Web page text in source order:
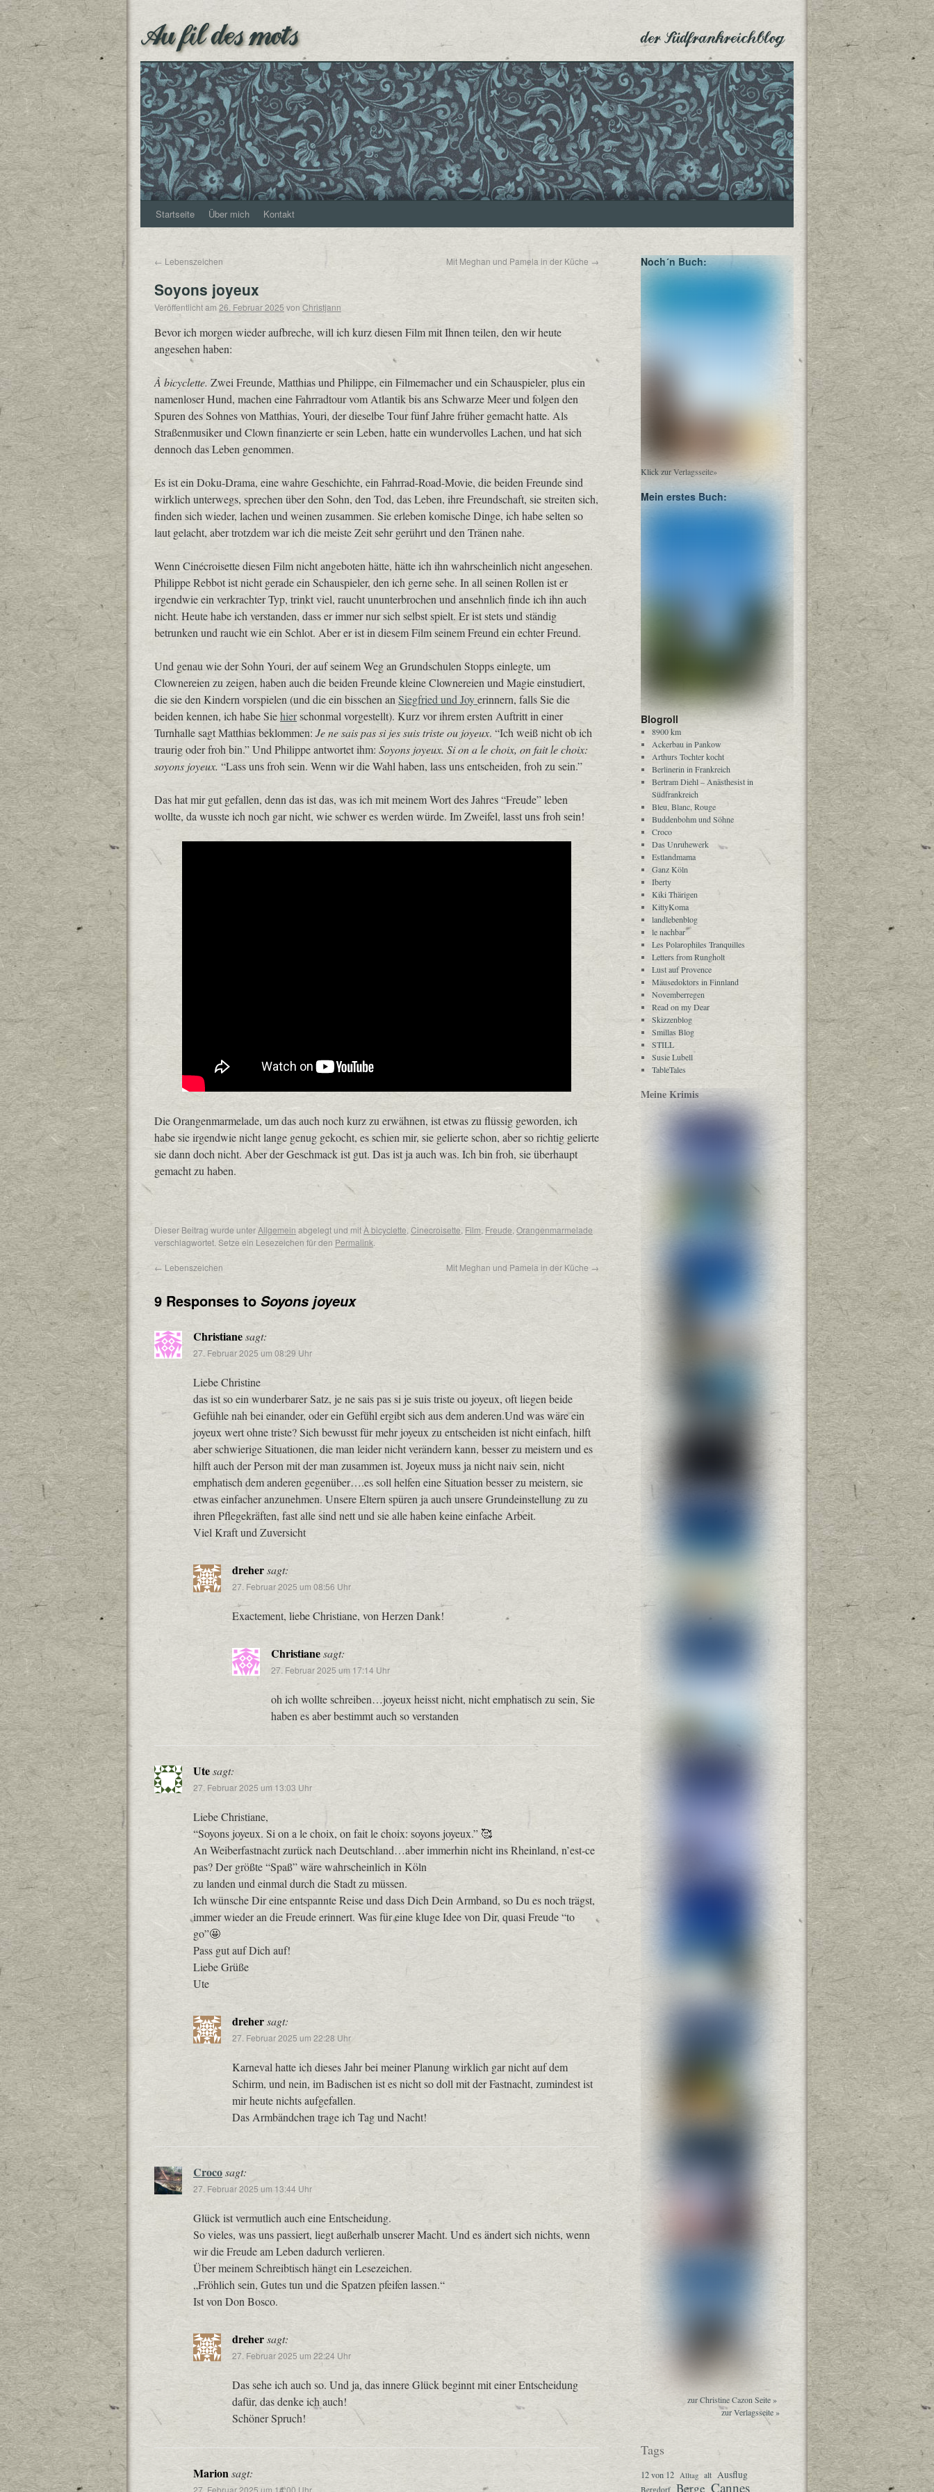
Au fil des mots der Südfrankreichblog
Startseite Über mich Kontakt
← Lebenszeichen Mit Meghan und Pamela in der Küche →
Soyons joyeux
Veröffentlicht am 26. Februar 2025 von Christjann
Bevor ich morgen wieder aufbreche, will ich kurz diesen Film mit Ihnen teilen, den wir heute
angesehen haben:
À bicyclette. Zwei Freunde, Matthias und Philippe, ein Filmemacher und ein Schauspieler, plus ein
namenloser Hund, machen eine Fahrradtour vom Atlantik bis ans Schwarze Meer und folgen den
Spuren des Sohnes von Matthias, Youri, der dieselbe Tour fünf Jahre früher gemacht hatte. Als
Straßenmusiker und Clown finanzierte er sein Leben, hatte ein wundervolles Lachen, und hat sich
dennoch das Leben genommen.
Es ist ein Doku-Drama, eine wahre Geschichte, ein Fahrrad-Road-Movie, die beiden Freunde sind
wirklich unterwegs, sprechen über den Sohn, den Tod, das Leben, ihre Freundschaft, sie streiten sich,
finden sich wieder, lachen und weinen zusammen. Sie erleben komische Dinge, ich habe selten so
laut gelacht, aber trotzdem war ich die meiste Zeit sehr gerührt und den Tränen nahe.
Wenn Cinécroisette diesen Film nicht angeboten hätte, hätte ich ihn wahrscheinlich nicht angesehen.
Philippe Rebbot ist nicht gerade ein Schauspieler, den ich gerne sehe. In all seinen Rollen ist er
irgendwie ein verkrachter Typ, trinkt viel, raucht ununterbrochen und ansehnlich finde ich ihn auch
nicht. Heute habe ich verstanden, dass er immer nur sich selbst spielt. Er ist stets und ständig
betrunken und raucht wie ein Schlot. Aber er ist in diesem Film seinem Freund ein echter Freund.
Und genau wie der Sohn Youri, der auf seinem Weg an Grundschulen Stopps einlegte, um
Clownereien zu zeigen, haben auch die beiden Freunde kleine Clownereien und Magie einstudiert,
die sie den Kindern vorspielen (und die ein bisschen an Siegfried und Joyerinnern, falls Sie die
beiden kennen, ich habe Siehierschonmal vorgestellt). Kurz vor ihrem ersten Auftritt in einer
Turnhalle sagt Matthias beklommen: Je ne sais pas si jes suis triste ou joyeux. “Ich weiß nicht ob ich
traurig oder froh bin.” Und Philippe antwortet ihm: Soyons joyeux. Si on a le choix, on fait le choix:
soyons joyeux. “Lass uns froh sein. Wenn wir die Wahl haben, lass uns entscheiden, froh zu sein.”
Das hat mir gut gefallen, denn das ist das, was ich mit meinem Wort des Jahres “Freude” leben
wollte, da wusste ich noch gar nicht, wie schwer es werden würde. Im Zweifel, lasst uns froh sein!
Die Orangenmarmelade, um das auch noch kurz zu erwähnen, ist etwas zu flüssig geworden, ich
habe sie irgendwie nicht lange genug gekocht, es schien mir, sie gelierte schon, aber so richtig gelierte
sie dann doch nicht. Aber der Geschmack ist gut. Das ist ja auch was. Ich bin froh, sie überhaupt
gemacht zu haben.
Dieser Beitrag wurde unterAllgemein abgelegt und mitÀ bicyclette Cinecroisette, Film Freude, Orangenmarmelade
verschlagwortet. Setze ein Lesezeichen für den Permalink.
← Lebenszeichen Mit Meghan und Pamela in der Küche →
9 Responses to Soyons joyeux
Christianesagt:
27. Februar 2025 um 08:29 Uhr
Liebe Christine
das ist so ein wunderbarer Satz, je ne sais pas si je suis triste ou joyeux, oft liegen beide
Gefühle nah bei einander, oder ein Gefühl ergibt sich aus dem anderen.Und was wäre ein
joyeux wert ohne triste? Sich bewusst für mehr joyeux zu entscheiden ist nicht einfach, hilft
aber schwierige Situationen, die man leider nicht verändern kann, besser zu meistern und es
hilft auch der Person mit der man zusammen ist. Joyeux muss ja nicht naiv sein, nicht
emphatisch dem anderen gegenüber….es soll helfen eine Situation besser zu meistern, sie
etwas einfacher anzunehmen. Unsere Eltern spüren ja auch unsere Grundeinstellung zu zu
ihren Pflegekräften, fast alle sind nett und sie alle haben keine einfache Arbeit.
Viel Kraft und Zuversicht
drehersagt:
27. Februar 2025 um 08:56 Uhr
Exactement, liebe Christiane, von Herzen Dank!
Christianesagt:
27. Februar 2025 um 17:14 Uhr
oh ich wollte schreiben…joyeux heisst nicht, nicht emphatisch zu sein, Sie
haben es aber bestimmt auch so verstanden
Utesagt:
27. Februar 2025 um 13:03 Uhr
Liebe Christiane,
“Soyons joyeux. Si on a le choix, on fait le choix: soyons joyeux.” 🥰
An Weiberfastnacht zurück nach Deutschland…aber immerhin nicht ins Rheinland, n’est-ce
pas? Der größte “Spaß” wäre wahrscheinlich in Köln
zu landen und einmal durch die Stadt zu müssen.
Ich wünsche Dir eine entspannte Reise und dass Dich Dein Armband, so Du es noch trägst,
immer wieder an die Freude erinnert. Was für eine kluge Idee von Dir, quasi Freude “to
go”🤩
Pass gut auf Dich auf!
Liebe Grüße
Ute
drehersagt:
27. Februar 2025 um 22:28 Uhr
Karneval hatte ich dieses Jahr bei meiner Planung wirklich gar nicht auf dem
Schirm, und nein, im Badischen ist es nicht so doll mit der Fastnacht, zumindest ist
mir heute nichts aufgefallen.
Das Armbändchen trage ich Tag und Nacht!
Crocosagt:
27. Februar 2025 um 13:44 Uhr
Glück ist vermutlich auch eine Entscheidung.
So vieles, was uns passiert, liegt außerhalb unserer Macht. Und es ändert sich nichts, wenn
wir die Freude am Leben dadurch verlieren.
Über meinem Schreibtisch hängt ein Lesezeichen.
„Fröhlich sein, Gutes tun und die Spatzen pfeifen lassen.“
Ist von Don Bosco.
drehersagt:
27. Februar 2025 um 22:24 Uhr
Das sehe ich auch so. Und ja, das innere Glück beginnt mit einer Entscheidung
dafür, das denke ich auch!
Schöner Spruch!
Marionsagt:
27. Februar 2025 um 14:00 Uhr
Noch´n Buch:
Klick zur Verlagsseite»
Mein erstes Buch:
Blogroll
8900 km
Ackerbau in Pankow
Arthurs Tochter kocht
Berlinerin in Frankreich
Bertram Diehl – Anästhesist in
Südfrankreich
Bleu, Blanc, Rouge
Buddenbohm und Söhne
Croco
Das Unruhewerk
Estlandmama
Ganz Köln
Iberty
Kiki Thärigen
KittyKoma
landlebenblog
le nachbar
Les Polarophiles Tranquilles
Letters from Rungholt
Lust auf Provence
Mäusedoktors in Finnland
Novemberregen
Read on my Dear
Skizzenblog
Smillas Blog
STILL
Susie Lubell
TableTales
Meine Krimis
zur Christine Cazon Seite »
zur Verlagsseite »
Tags
12 von 12 Alltag alt Ausflug
Bergdorf Berge Cannes